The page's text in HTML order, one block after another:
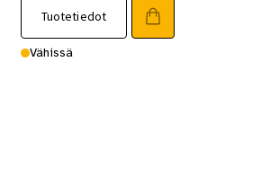
Tuotetiedot
Vähissä